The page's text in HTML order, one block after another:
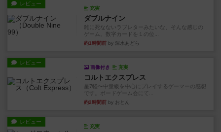
レビュー
充実
ダブルナイン
雑に死なないラブレターみたいな、そんな感じの
ゲーム。数字カードを１の位...
約1時間前 by 深水あどら
レビュー
画像付き 充実
コルトエクスプレス
星7軽〜中量級を中心にプレイするゲーマーの感想
です。ボードゲーム会にて...
約2時間前 by おとん
レビュー
充実